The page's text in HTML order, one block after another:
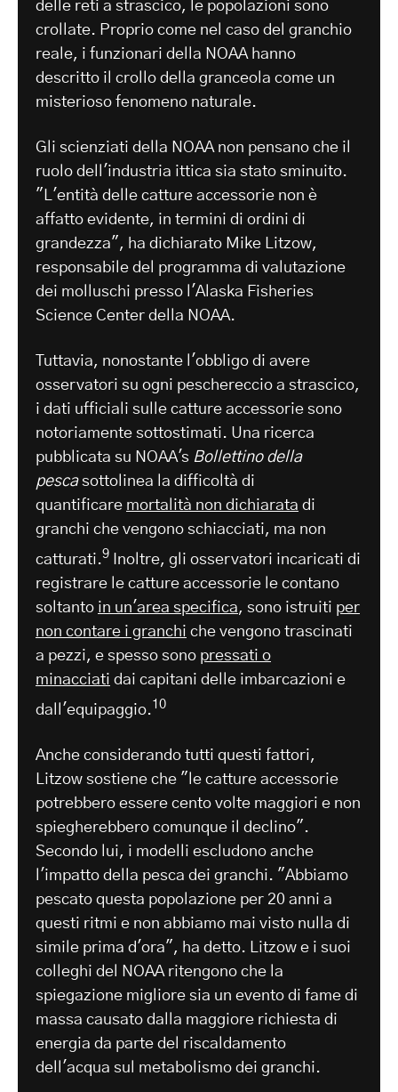
delle reti a strascico, le popolazioni sono
crollate. Proprio come nel caso del granchio
reale, i funzionari della NOAA hanno
descritto il crollo della granceola come un
misterioso fenomeno naturale.
Gli scienziati della NOAA non pensano che il
ruolo dell'industria ittica sia stato sminuito.
"L'entità delle catture accessorie non è
affatto evidente, in termini di ordini di
grandezza", ha dichiarato Mike Litzow,
responsabile del programma di valutazione
dei molluschi presso l'Alaska Fisheries
Science Center della NOAA.
Tuttavia, nonostante l'obbligo di avere
osservatori su ogni peschereccio a strascico,
i dati ufficiali sulle catture accessorie sono
notoriamente sottostimati. Una ricerca
pubblicata su NOAA's Bollettino della
pescasottolinea la difficoltà di
quantificare mortalità non dichiarata di
granchi che vengono schiacciati, ma non
catturati.9 Inoltre, gli osservatori incaricati di
registrare le catture accessorie le contano
soltanto in un'area specifica, sono istruiti per
non contare i granchi che vengono trascinati
a pezzi, e spesso sono pressati o
minacciati dai capitani delle imbarcazioni e
dall'equipaggio.10
Anche considerando tutti questi fattori,
Litzow sostiene che "le catture accessorie
potrebbero essere cento volte maggiori e non
spiegherebbero comunque il declino".
Secondo lui, i modelli escludono anche
l'impatto della pesca dei granchi. "Abbiamo
pescato questa popolazione per 20 anni a
questi ritmi e non abbiamo mai visto nulla di
simile prima d'ora", ha detto. Litzow e i suoi
colleghi del NOAA ritengono che la
spiegazione migliore sia un evento di fame di
massa causato dalla maggiore richiesta di
energia da parte del riscaldamento
dell'acqua sul metabolismo dei granchi.